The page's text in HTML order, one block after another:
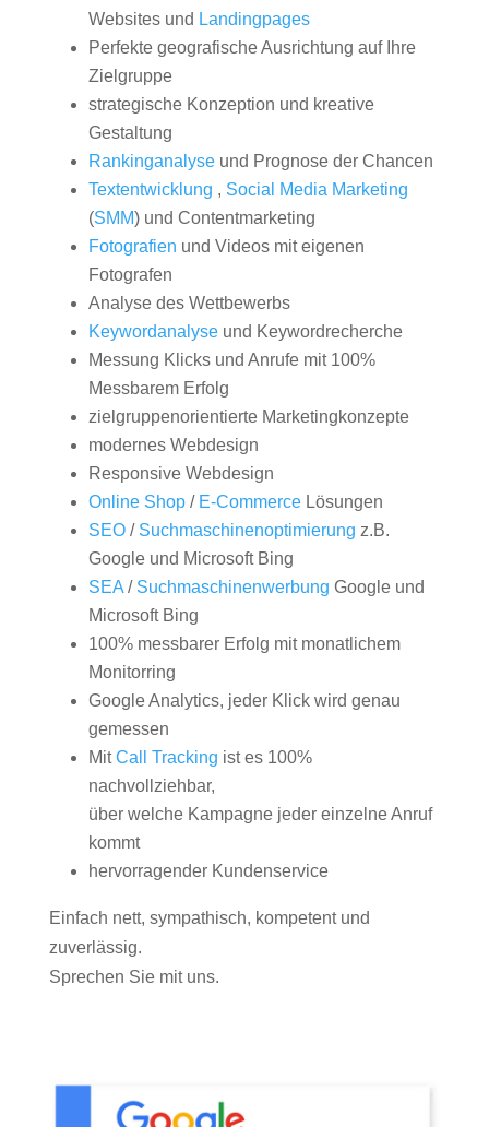
Websites und Landingpages
Perfekte geografische Ausrichtung auf Ihre
Zielgruppe
strategische Konzeption und kreative
Gestaltung
Rankinganalyseund Prognose der Chancen
Textentwicklung , Social Media Marketing
(SMM) und Contentmarketing
Fotografien und Videos mit eigenen
Fotografen
Analyse des Wettbewerbs
Keywordanalyseund Keywordrecherche
Messung Klicks und Anrufe mit 100%
Messbarem Erfolg
zielgruppenorientierte Marketingkonzepte
modernes Webdesign
Responsive Webdesign
Online Shop/ E-CommerceLösungen
SEO/ Suchmaschinenoptimierung z.B.
Google und Microsoft Bing
SEA/ Suchmaschinenwerbung Google und
Microsoft Bing
100% messbarer Erfolg mit monatlichem
Monitorring
Google Analytics, jeder Klick wird genau
gemessen
MitCall Tracking ist es 100%
nachvollziehbar,
über welche Kampagne jeder einzelne Anruf
kommt
hervorragender Kundenservice
Einfach nett, sympathisch, kompetent und
zuverlässig.
Sprechen Sie mit uns.